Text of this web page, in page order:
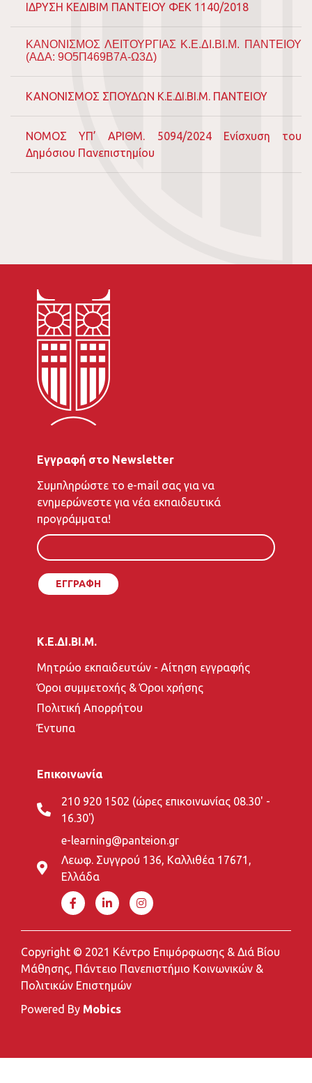
ΙΔΡΥΣΗ ΚΕΔΙΒΙΜ ΠΑΝΤΕΙΟΥ ΦΕΚ 1140/2018
ΚΑΝΟΝΙΣΜΟΣ ΛΕΙΤΟΥΡΓΙΑΣ Κ.Ε.ΔΙ.ΒΙ.Μ. ΠΑΝΤΕΙΟΥ
(ΑΔΑ: 9Ο5Π469Β7Α-Ω3Δ)
ΚΑΝΟΝΙΣΜΟΣ ΣΠΟΥΔΩΝ Κ.Ε.ΔΙ.ΒΙ.Μ. ΠΑΝΤΕΙΟΥ
ΝOMOΣ ΥΠ’ ΑΡΙΘΜ. 5094/2024 Ενίσχυση του
Δημόσιου Πανεπιστημίου
Εγγραφή στο Newsletter
To
e-
mail
σας
Συμπληρώστε το e-mail σας για να
ενημερώνεστε για νέα εκπαιδευτικά
προγράμματα!
Κ.Ε.ΔΙ.ΒΙ.Μ.
Μητρώο εκπαιδευτών - Αίτηση εγγραφής
Όροι συμμετοχής & Όροι χρήσης
Πολιτική Απορρήτου
Έντυπα
Επικοινωνία
210 920 1502 (ώρες επικοινωνίας 08.30' -
16.30')
e-learning@panteion.gr
Λεωφ. Συγγρού 136, Καλλιθέα 17671,
Ελλάδα
Copyright © 2021 Κέντρο Επιμόρφωσης & Διά Βίου
Μάθησης, Πάντειο Πανεπιστήμιο Κοινωνικών &
Πολιτικών Επιστημών
Powered By Mobics